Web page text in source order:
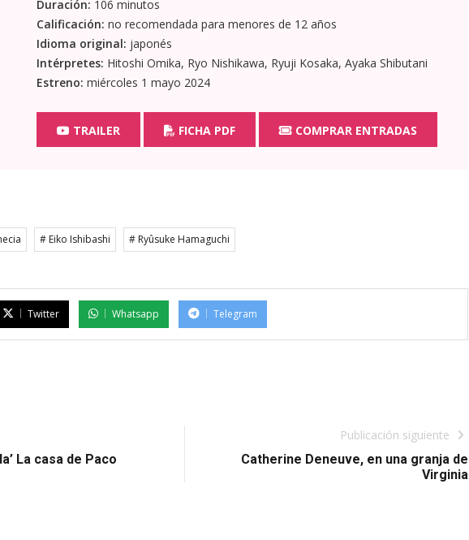
Duración: 106 minutos
Calificación: no recomendada para menores de 12 años
Idioma original: japonés
Intérpretes: Hitoshi Omika, Ryo Nishikawa, Ryuji Kosaka, Ayaka Shibutani
Estreno: miércoles 1 mayo 2024
TRAILER FICHA PDF COMPRAR ENTRADAS
# Eiko Ishibashi # Ryûsuke Hamaguchi
Twitter Whatsapp Telegram
La casa de Paco
Publicación siguiente
Catherine Deneuve, en una granja de
Virginia